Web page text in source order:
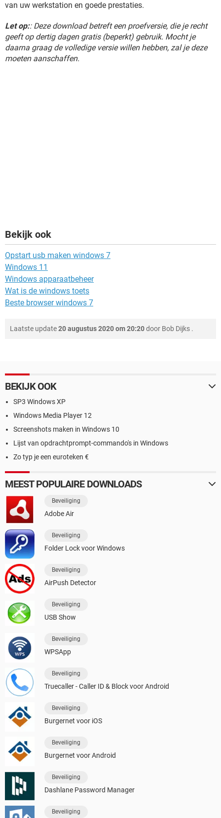
van uw werkstation en goede prestaties.
Let op:: Deze download betreft een proefversie, die je recht
geeft op dertig dagen gratis (beperkt) gebruik. Mocht je
daarna graag de volledige versie willen hebben, zal je deze
moeten aanschaffen.
Bekijk ook
Opstart usb maken windows 7
Windows 11
Windows apparaatbeheer
Wat is de windows toets
Beste browser windows 7
Laatste update20 augustus 2020 om 20:20door Bob Dijks .
BEKIJK OOK
SP3 Windows XP
Windows Media Player 12
Screenshots maken in Windows 10
Lijst van opdrachtprompt-commando's in Windows
Zo typ je een euroteken €
MEEST POPULAIRE DOWNLOADS
Beveiliging
Adobe Air
Beveiliging
Folder Lock voor Windows
Beveiliging
AirPush Detector
Beveiliging
USB Show
Beveiliging
WPSApp
Beveiliging
Truecaller - Caller ID & Block voor Android
Beveiliging
Burgernet voor iOS
Beveiliging
Burgernet voor Android
Beveiliging
Dashlane Password Manager
Beveiliging